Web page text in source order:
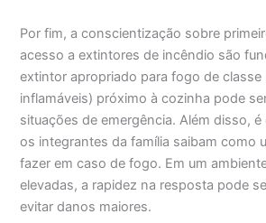
Por fim, a conscientização sobre
acesso a extintores de incêndio são
extintor apropriado para fogo de classe
inflamáveis) próximo à cozinha pode
situações de emergência. Além disso,
os integrantes da família saibam como
fazer em caso de fogo. Em um
elevadas, a rapidez na resposta pode
evitar danos maiores.